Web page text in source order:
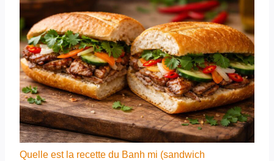
Quelle est la recette du Banh mi (sandwich